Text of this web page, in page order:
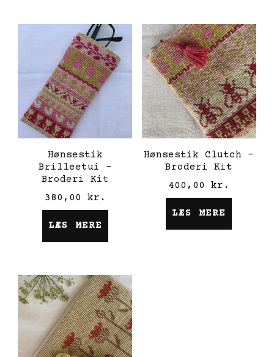
Hønsestik
Brilleetui –
Broderi Kit
380,00 kr.
LÆS MERE
Hønsestik Clutch –
Broderi Kit
400,00kr.
LÆS MERE